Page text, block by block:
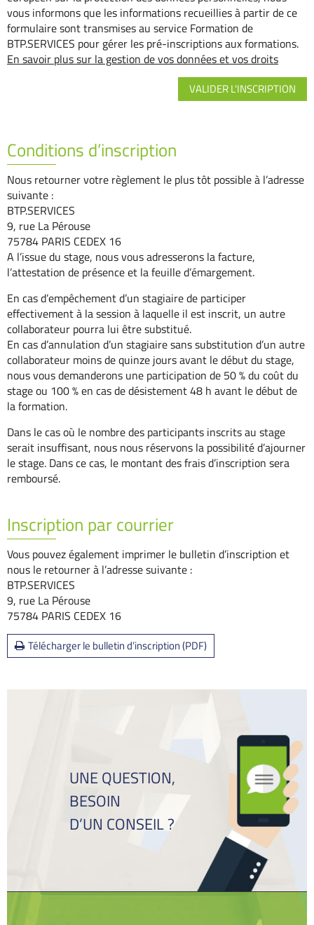
vous informons que les informations recueillies à partir de ce
formulaire sont transmises au service Formation de
BTP.SERVICES pour gérer les pré-inscriptions aux formations.
En savoir plus sur la gestion de vos données et vos droits
Conditions d’inscription
Nous retourner votre règlement le plus tôt possible à l’adresse
suivante :
BTP.SERVICES
9, rue La Pérouse
75784 PARIS CEDEX 16
A l’issue du stage, nous vous adresserons la facture,
l’attestation de présence et la feuille d’émargement.
En cas d’empêchement d’un stagiaire de participer
effectivement à la session à laquelle il est inscrit, un autre
collaborateur pourra lui être substitué.
En cas d’annulation d’un stagiaire sans substitution d’un autre
collaborateur moins de quinze jours avant le début du stage,
nous vous demanderons une participation de 50 % du coût du
stage ou 100 % en cas de désistement 48 h avant le début de
la formation.
Dans le cas où le nombre des participants inscrits au stage
serait insuffisant, nous nous réservons la possibilité d’ajourner
le stage. Dans ce cas, le montant des frais d’inscription sera
remboursé.
Inscription par courrier
Vous pouvez également imprimer le bulletin d’inscription et
nous le retourner à l’adresse suivante :
BTP.SERVICES
9, rue La Pérouse
75784 PARIS CEDEX 16
Télécharger le bulletin d’inscription (PDF)
UNE QUESTION,
BESOIN
D’UN CONSEIL ?